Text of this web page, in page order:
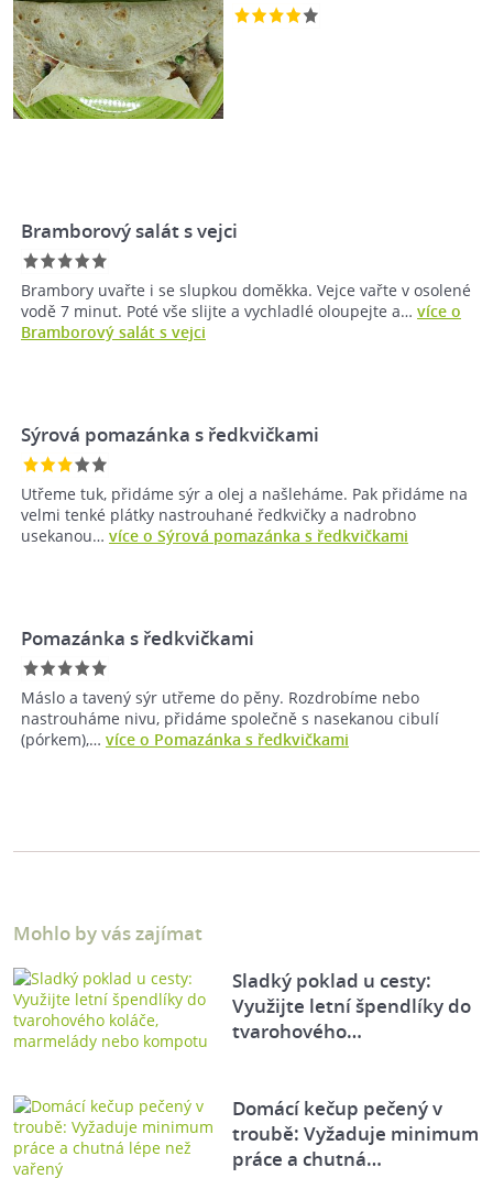
Bramborový salát s vejci
Brambory uvařte i se slupkou doměkka. Vejce vařte v osolené
vodě 7 minut. Poté vše slijte a vychladlé oloupejte a… více o
Bramborový salát s vejci
Sýrová pomazánka s ředkvičkami
Utřeme tuk, přidáme sýr a olej a našleháme. Pak přidáme na
velmi tenké plátky nastrouhané ředkvičky a nadrobno
usekanou… více o Sýrová pomazánka s ředkvičkami
Pomazánka s ředkvičkami
Máslo a tavený sýr utřeme do pěny. Rozdrobíme nebo
nastrouháme nivu, přidáme společně s nasekanou cibulí
(pórkem),… více o Pomazánka s ředkvičkami
Mohlo by vás zajímat
Sladký poklad u cesty:
Využijte letní špendlíky do
tvarohového…
Domácí kečup pečený v
troubě: Vyžaduje minimum
práce a chutná…